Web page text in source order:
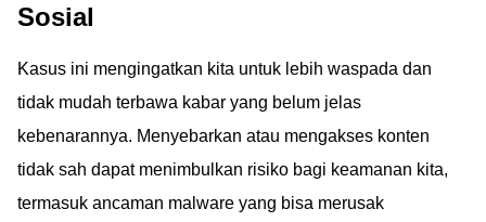
Sosial
Kasus ini mengingatkan kita untuk lebih waspada dan
tidak mudah terbawa kabar yang belum jelas
kebenarannya. Menyebarkan atau mengakses konten
tidak sah dapat menimbulkan risiko bagi keamanan kita,
termasuk ancaman malware yang bisa merusak